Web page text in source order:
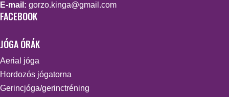
E-mail: gorzo.kinga@gmail.com
FACEBOOK
JÓGA ÓRÁK
Aerial jóga
Hordozós jógatorna
Gerincjóga/gerinctréning